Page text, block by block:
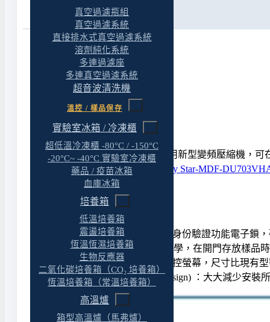
真空過濾瓶組
真空過濾系統
直接排水式真空過濾系統
溶劑純化系統
多連過濾座
多連真空過濾系統
超音波清洗機
溫控 / 樣品保存
實驗室冰箱 / 冷凍櫃
超低溫冷凍櫃 -80°C / -150°C
-20°C~ -40°C 實驗室冷凍櫃
藥品 / 疫苗冰箱
血庫冰箱
培養箱
低溫培養箱
震盪培養箱
恆溫恆濕培養箱
生物反應器
二氧化碳培養箱（CO₂ 培養箱）
恆溫培養箱（常溫培養箱）
高溫爐
箱型高溫爐（馬弗爐）
參考資料
產品特色
PHCbi VIP ECO SMART 系列採用新型變頻壓縮機，
SMART 系列在能源之星 （
Energy Star-MDF-
人臉辨識」及「密碼
」多重身份驗證功能電子鎖
EZlatch」門把，符合人體工學，在開門存放樣品
► 「
10.1 英吋」加大彩色液晶觸控螢幕，尺寸比現有
► 「外門倒角設計」(Chamfer-design) ：大大減少安